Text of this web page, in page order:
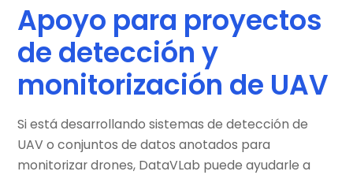
Apoyo para proyectos
de detección y
monitorización de UAV
Si está desarrollando sistemas de detección de
UAV o conjuntos de datos anotados para
monitorizar drones, DataVLab puede ayudarle a